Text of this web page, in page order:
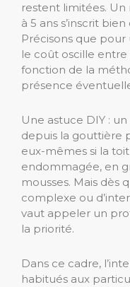
restent limitées.
à 5 ans s’inscrit
Précisons que pour
le coût oscille entre
fonction de la
présence
Une astuce DIY :
depuis la gouttière
eux-mêmes si la
endommagée, en
mousses. Mais dès
complexe ou
vaut appeler un
la priorité.
Dans ce cadre,
habitués aux